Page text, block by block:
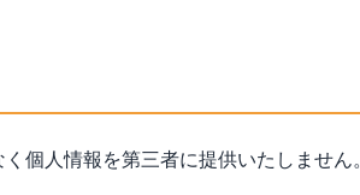
個人情報を第三者に提供いたしません。